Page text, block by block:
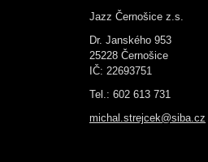
Jazz Černošice z.s.
Dr. Janského 953
25228 Černošice
IČ: 22693751
Tel.: 602 613 731
michal.strejcek@siba.cz